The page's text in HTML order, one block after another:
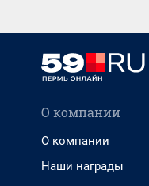
О компании
О компании
Наши награды